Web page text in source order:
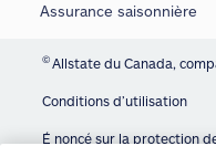
Assurance saisonnière
©Allstate du Canada,
Conditions d’utilisation
É noncé sur la protection